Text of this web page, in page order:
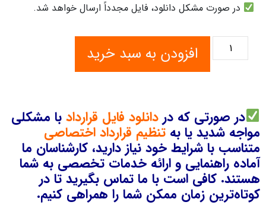
در صورت مشکل دانلود، فایل مجدداً ارسال خواهد شد.
افزودن به سبد خرید
در صورتی که در دانلود فایل قراردادبا مشکلی
مواجه شدید یا به تنظیم قرارداد اختصاصی
متناسب با شرایط خود نیاز دارید، کارشناسان ما
آماده راهنمایی و ارائه خدمات تخصصی به شما
هستند. کافی است با ما تماس بگیرید تا در
کوتاه‌ترین زمان ممکن شما را همراهی کنیم.